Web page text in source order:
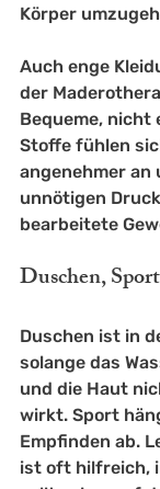
Körper
Auch enge
der
Bequeme, nicht
Stoffe fühlen
angenehmer an
unnötigen
bearbeitete
Duschen,
Duschen ist in
solange das
und die Haut
wirkt. Sport
Empfinden ab.
ist oft hilfreich,